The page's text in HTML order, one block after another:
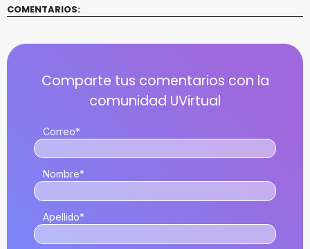
COMENTARIOS:
Correo*
Nombre*
Apellido*